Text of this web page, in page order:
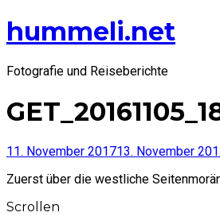
hummeli.net
Fotografie und Reiseberichte
11. November 201713. November
Zuerst über die westliche
Scrollen